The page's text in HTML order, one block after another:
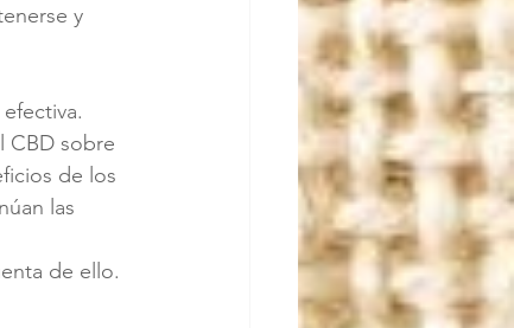
y
CBD sobre
de los
las
de ello.